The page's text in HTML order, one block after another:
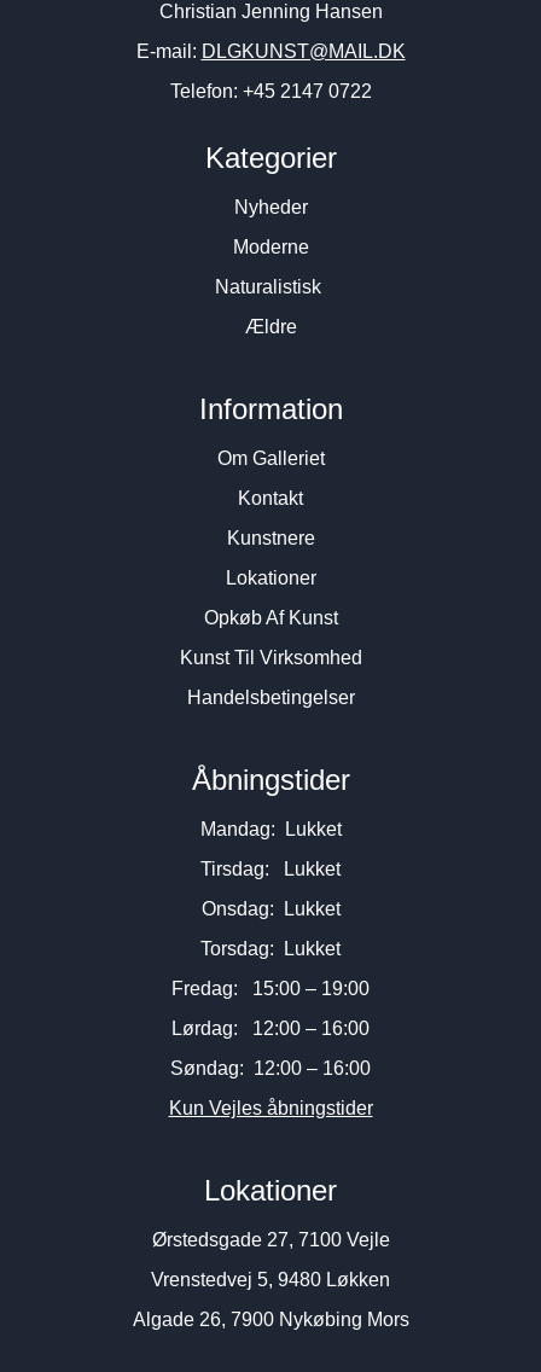
Christian Jenning Hansen
E-mail: DLGKUNST@MAIL.DK
Telefon: +45 2147 0722
Kategorier
Nyheder
Moderne
Naturalistisk
Ældre
Information
Om Galleriet
Kontakt
Kunstnere
Lokationer
Opkøb Af Kunst
Kunst Til Virksomhed
Handelsbetingelser
Åbningstider
Mandag: Lukket
Tirsdag: Lukket
Onsdag: Lukket
Torsdag: Lukket
Fredag: 15:00 – 19:00
Lørdag: 12:00 – 16:00
Søndag: 12:00 – 16:00
Kun Vejles åbningstider
Lokationer
Ørstedsgade 27, 7100 Vejle
Vrenstedvej 5, 9480 Løkken
Algade 26, 7900 Nykøbing Mors